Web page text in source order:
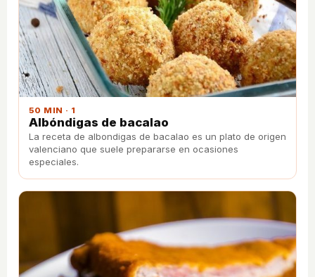
50 MIN · 1
Albóndigas de bacalao
La receta de albondigas de bacalao es un plato de origen
valenciano que suele prepararse en ocasiones
especiales.